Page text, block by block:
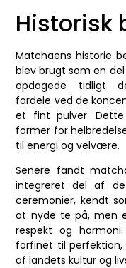
Historisk
Matchaens historie
blev brugt som en
opdagede tidligt
fordele ved de
et fint pulver.
former for
til energi og velvære.
Senere fandt
integreret del af de
ceremonier, kendt
at nyde te på, men
respekt og
forfinet til
af landets kultur og